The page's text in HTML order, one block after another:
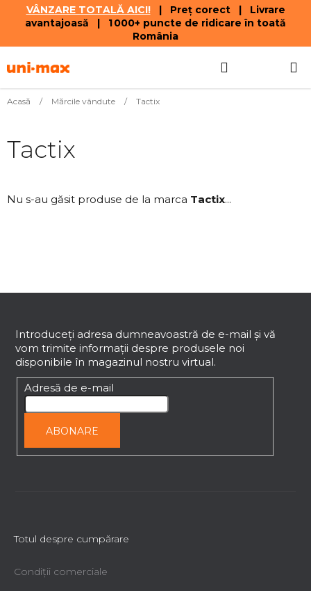
VÂNZARE TOTALĂ AICI!| Preț corect | Livrare
avantajoasă | 1 000+ puncte de ridicare în toată
România
la
DE
Acasă / Mărcile vândute / Tactix
Tactix
Nu s-au găsit produse de la marca Tactix...
Introduceţi adresa dumneavoastră de e-mail şi vă
vom trimite informaţii despre produsele noi
disponibile în magazinul nostru virtual.
Adresă de e-mail
ABONARE
Totul despre cumpărare
Condiții comerciale